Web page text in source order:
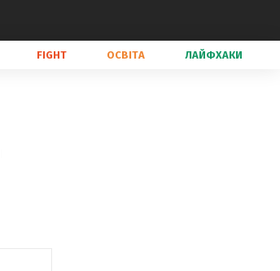
FIGHT ОСВІТА ЛАЙФХАКИ